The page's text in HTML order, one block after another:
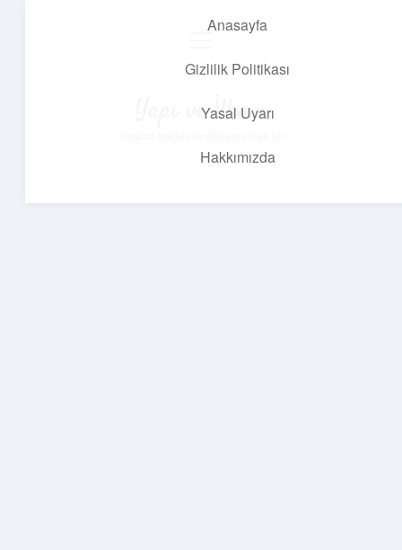
Anasayfa
Gizlilik Politikası
Yasal Uyarı
Hakkımızda
Yapı ve İlham